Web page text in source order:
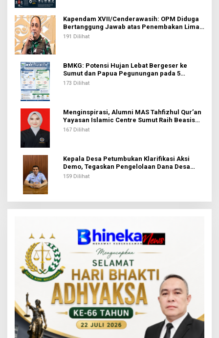
Kapendam XVII/Cenderawasih: OPM Diduga
Bertanggung Jawab atas Penembakan Lima
Pekerja di Tolikara
191 Dilihat
BMKG: Potensi Hujan Lebat Bergeser ke
Sumut dan Papua Pegunungan pada 5
Agustus
173 Dilihat
Menginspirasi, Alumni MAS Tahfizhul Qur’an
Yayasan Islamic Centre Sumut Raih Beasiswa
BIB Kemenag
167 Dilihat
Kepala Desa Petumbukan Klarifikasi Aksi
Demo, Tegaskan Pengelolaan Dana Desa
Sesuai Aturan
159 Dilihat